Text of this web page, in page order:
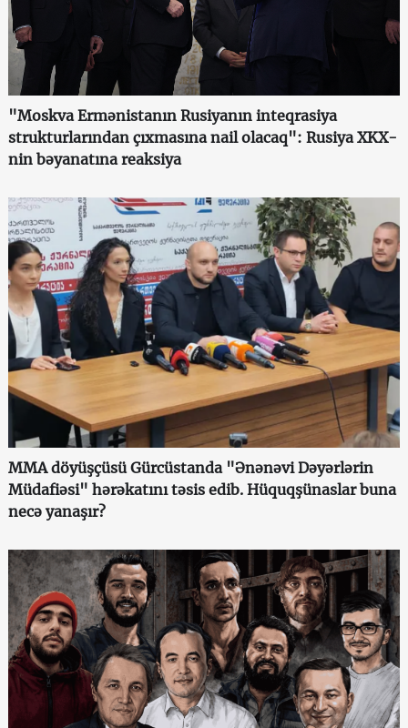
"Moskva Ermənistanın Rusiyanın inteqrasiya
strukturlarından çıxmasına nail olacaq": Rusiya XKX-
nin bəyanatına reaksiya
MMA döyüşçüsü Gürcüstanda "Ənənəvi Dəyərlərin
Müdafiəsi" hərəkatını təsis edib. Hüquqşünaslar buna
necə yanaşır?